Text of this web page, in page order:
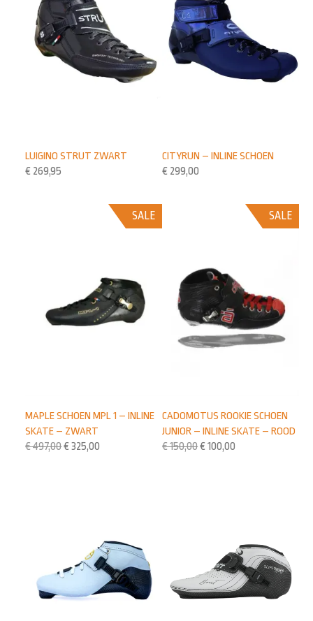
CITYRUN – INLINE SCHOEN
€ 299,00
LUIGINO STRUT ZWART
€ 269,95
SALE
CADOMOTUS ROOKIE SCHOEN
JUNIOR – INLINE SKATE – ROOD
€150,00€ 100,00
SALE
MAPLE SCHOEN MPL 1 – INLINE
SKATE – ZWART
€497,00€ 325,00